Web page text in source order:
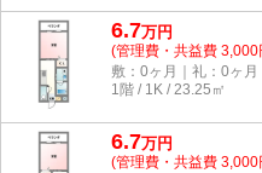
6.7万円
(管理費・共益費 3,000
敷：0ヶ月｜礼：0ヶ月
1階 / 1K / 23.25㎡
6.7万円
(管理費・共益費 3,000